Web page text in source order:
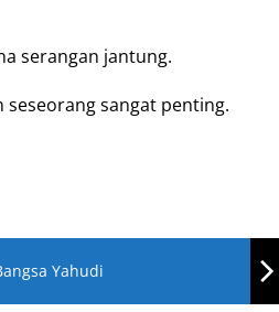
serangan jantung.
sangat penting.
Yahudi